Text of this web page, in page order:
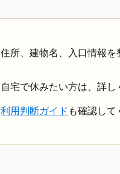
住所、建物名、入口情報を
自宅で休みたい方は、詳し
利用判断ガイド も確認して